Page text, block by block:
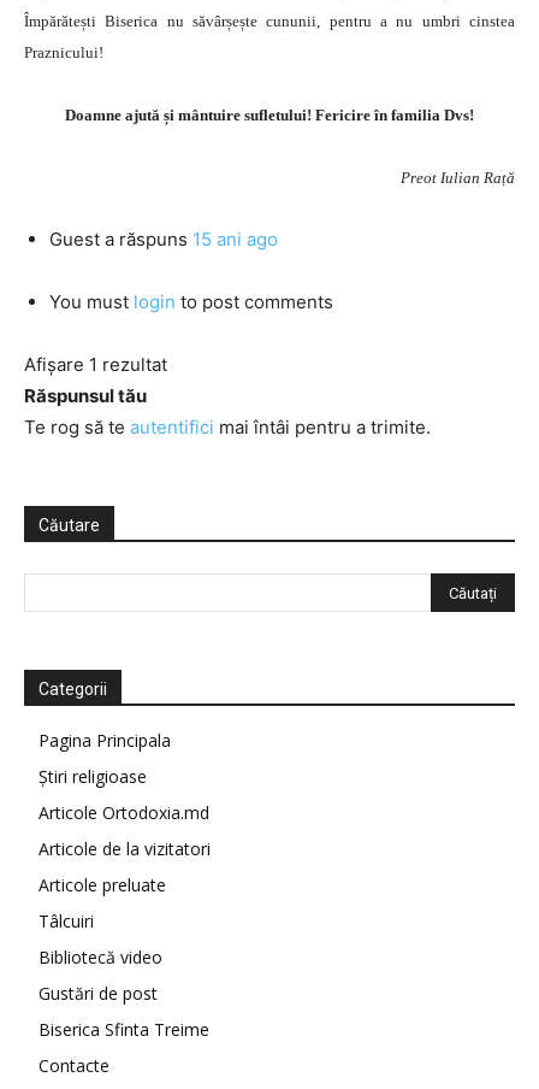
Împărătești Biserica nu săvârșește cununii, pentru a nu umbri cinstea
Praznicului!
Doamne ajută și mântuire sufletului! Fericire în familia Dvs!
Preot Iulian Rață
Guest a răspuns 15 ani ago
You must login to post comments
Afișare 1 rezultat
Răspunsul tău
Te rog să te autentifici mai întâi pentru a trimite.
Căutare
Categorii
Pagina Principala
Știri religioase
Articole Ortodoxia.md
Articole de la vizitatori
Articole preluate
Tâlcuiri
Bibliotecă video
Gustări de post
Biserica Sfinta Treime
Contacte